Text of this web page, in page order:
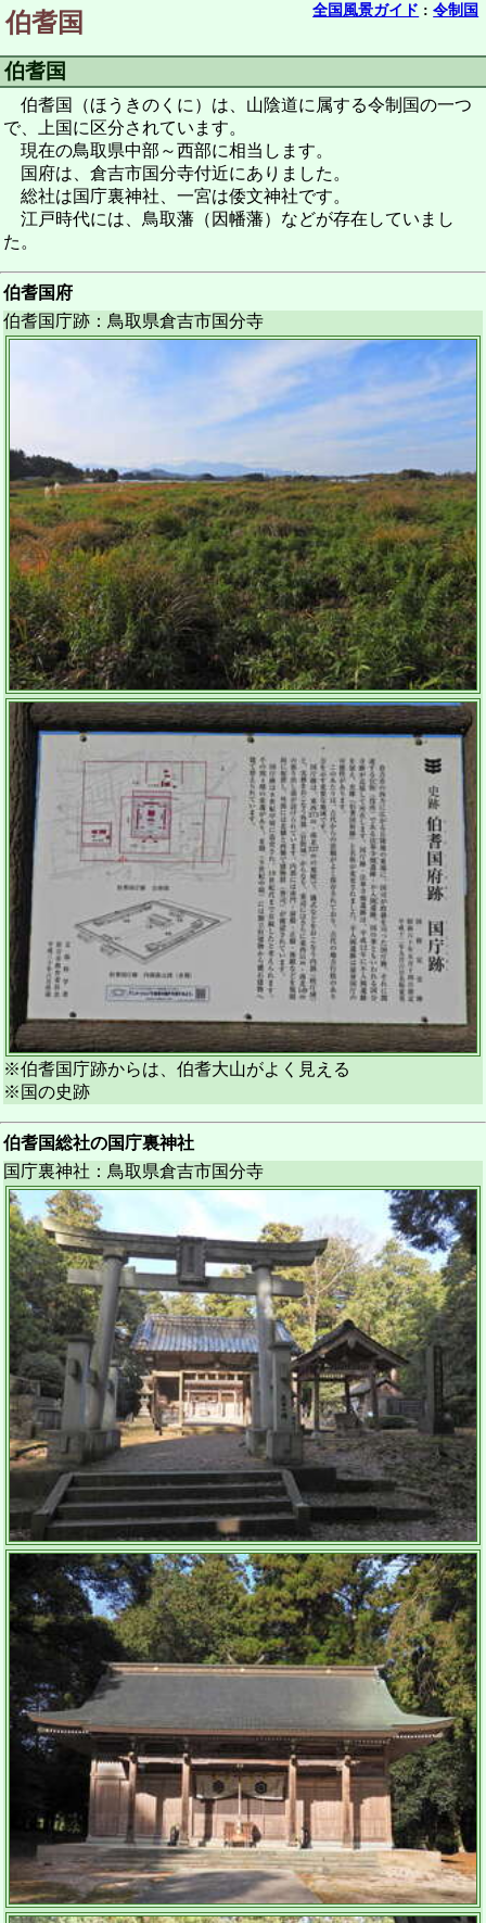
全国風景ガイド :令制国
伯耆国
伯耆国
伯耆国（ほうきのくに）は、山陰道に属する令制国の一つ
で、上国に区分されています。
現在の鳥取県中部～西部に相当します。
国府は、倉吉市国分寺付近にありました。
総社は国庁裏神社、一宮は倭文神社です。
江戸時代には、鳥取藩（因幡藩）などが存在していまし
た。
伯耆国府
伯耆国庁跡：鳥取県倉吉市国分寺
※伯耆国庁跡からは、伯耆大山がよく見える
※国の史跡
伯耆国総社の国庁裏神社
国庁裏神社：鳥取県倉吉市国分寺